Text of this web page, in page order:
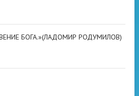
БОГА.»(ЛАДОМИР РОДУМИЛОВ)